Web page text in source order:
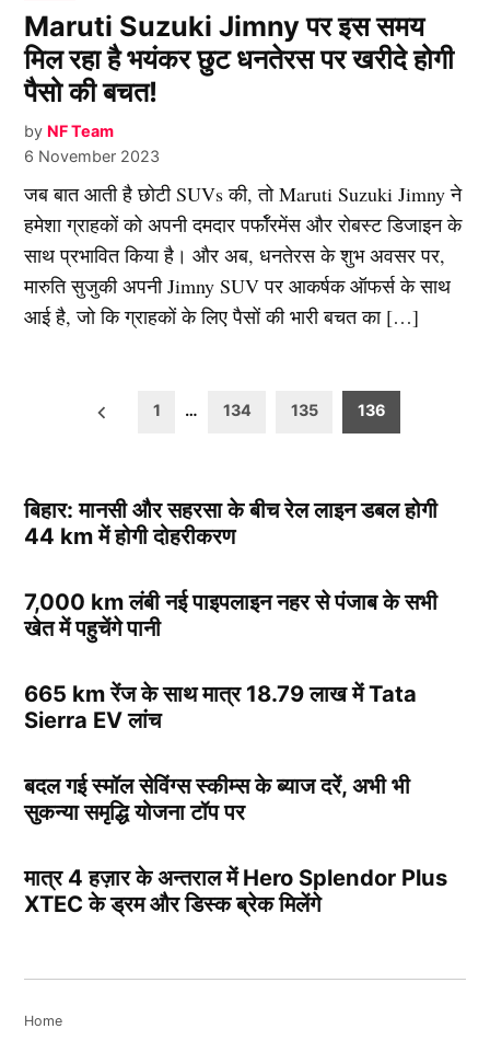
IN
Maruti Suzuki Jimny पर इस समय
मिल रहा है भयंकर छुट धनतेरस पर खरीदे होगी
पैसो की बचत!
by NF Team
6 November 2023
जब बात आती है छोटी SUVs की, तो Maruti Suzuki Jimny ने
हमेशा ग्राहकों को अपनी दमदार पर्फॉरमेंस और रोबस्ट डिजाइन के
साथ प्रभावित किया है। और अब, धनतेरस के शुभ अवसर पर,
मारुति सुजुकी अपनी Jimny SUV पर आकर्षक ऑफर्स के साथ
आई है, जो कि ग्राहकों के लिए पैसों की भारी बचत का […]
Posts
1 … 134 135 136
बिहार: मानसी और सहरसा के बीच रेल लाइन डबल होगी
44 km में होगी दोहरीकरण
7,000 km लंबी नई पाइपलाइन नहर से पंजाब के सभी
खेत में पहुचेंगे पानी
665 km रेंज के साथ मात्र 18.79 लाख में Tata
Sierra EV लांच
बदल गई स्मॉल सेविंग्स स्कीम्स के ब्याज दरें, अभी भी
सुकन्या समृद्धि योजना टॉप पर
मात्र 4 हज़ार के अन्तराल में Hero Splendor Plus
XTEC के ड्रम और डिस्क ब्रेक मिलेंगे
Home